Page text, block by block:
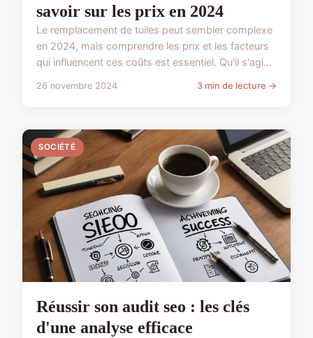
savoir sur les prix en 2024
Le remplacement de tuiles peut sembler complexe
en 2024, mais comprendre les prix et les facteurs
qui influencent ces coûts est essentiel. Qu'il s'agi...
26 novembre 2024 3 min de lecture →
SOCIÉTÉ
Réussir son audit seo : les clés
d'une analyse efficace